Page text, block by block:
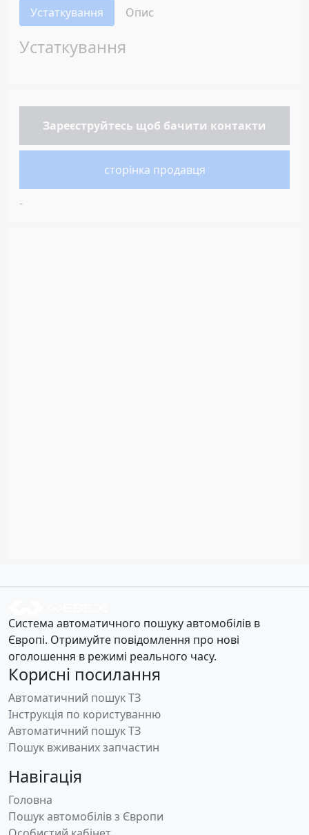
Устаткування Опис
Устаткування
Зареєструйтесь щоб бачити контакти
сторінка продавця
-
Система автоматичного пошуку автомобілів в
Європі. Отримуйте повідомлення про нові
оголошення в режимі реального часу.
Корисні посилання
Автоматичний пошук ТЗ
Інструкція по користуванню
Автоматичний пошук ТЗ
Пошук вживаних запчастин
Навігація
Головна
Пошук автомобілів з Європи